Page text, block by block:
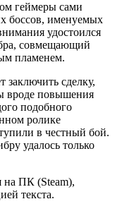
геймеры сами
боссов, именуемых
удостоился
совмещающий
пламенем.
заключить сделку,
вроде повышения
подобного
ролике
в честный бой.
удалось только
на ПК (Steam),
текста.